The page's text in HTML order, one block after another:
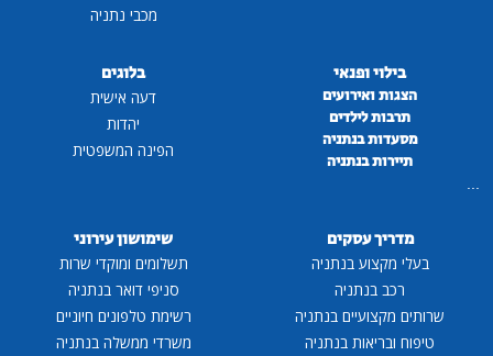
מכבי נתניה
בילוי ופנאי
הצגות ואירועים
תרבות לילדים
מסעדות בנתניה
תיירות בנתניה
בלוגים
דעה אישית
יהדות
הפינה המשפטית
מדריך עסקים
בעלי מקצוע בנתניה
רכב בנתניה
שרותים מקצועיים בנתניה
טיפוח ובריאות בנתניה
שימושון עירוני
תשלומים ומוקדי שרות
סניפי דואר בנתניה
רשימת טלפונים חיוניים
משרדי ממשלה בנתניה